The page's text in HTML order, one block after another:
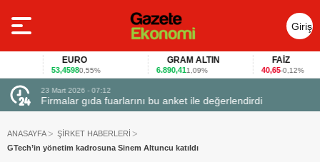
Giriş
Yap
EURO
53,45980,55%
GRAM ALTIN
6.890,411,09% 40,65-0,12%
23 Mart 2026 - 07:12
Firmalar gıda fuarlarını bu anket ile değerlendirdi
ANASAYFA
ŞİRKET HABERLERİ
GTech’in yönetim kadrosuna Sinem Altuncu katıldı